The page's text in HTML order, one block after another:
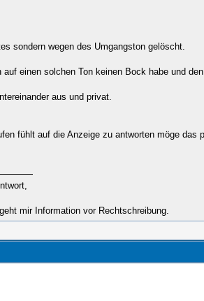
sondern wegen des Umgangston gelöscht.
einen solchen Ton keinen Bock habe und
aus und privat.
fühlt auf die Anzeige zu antworten möge das
mir Information vor Rechtschreibung.